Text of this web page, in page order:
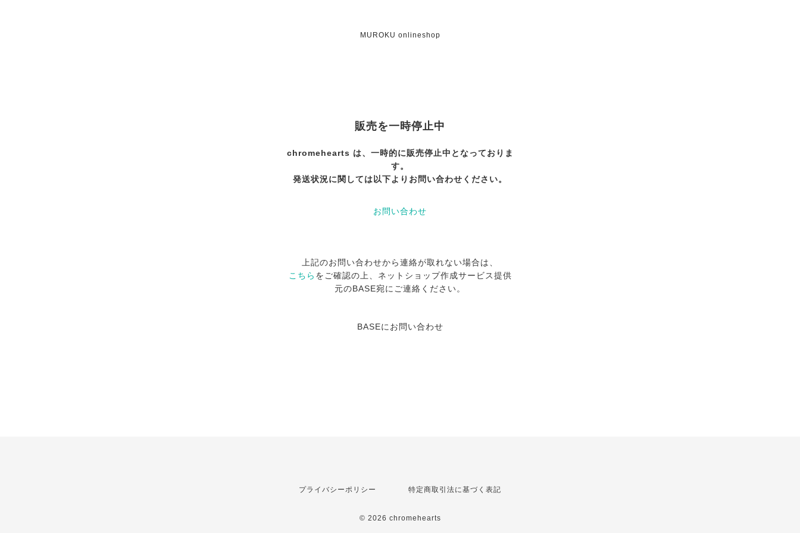
MUROKU onlineshop
販売を一時停止中
chromehearts は、一時的に販売停止中となっておりま
す。
発送状況に関しては以下よりお問い合わせください。
お問い合わせ
上記のお問い合わせから連絡が取れない場合は、
こちら をご確認の上、ネットショップ作成サービス提供
元のBASE宛にご連絡ください。
BASEにお問い合わせ
プライバシーポリシー 特定商取引法に基づく表記
© 2026 chromehearts